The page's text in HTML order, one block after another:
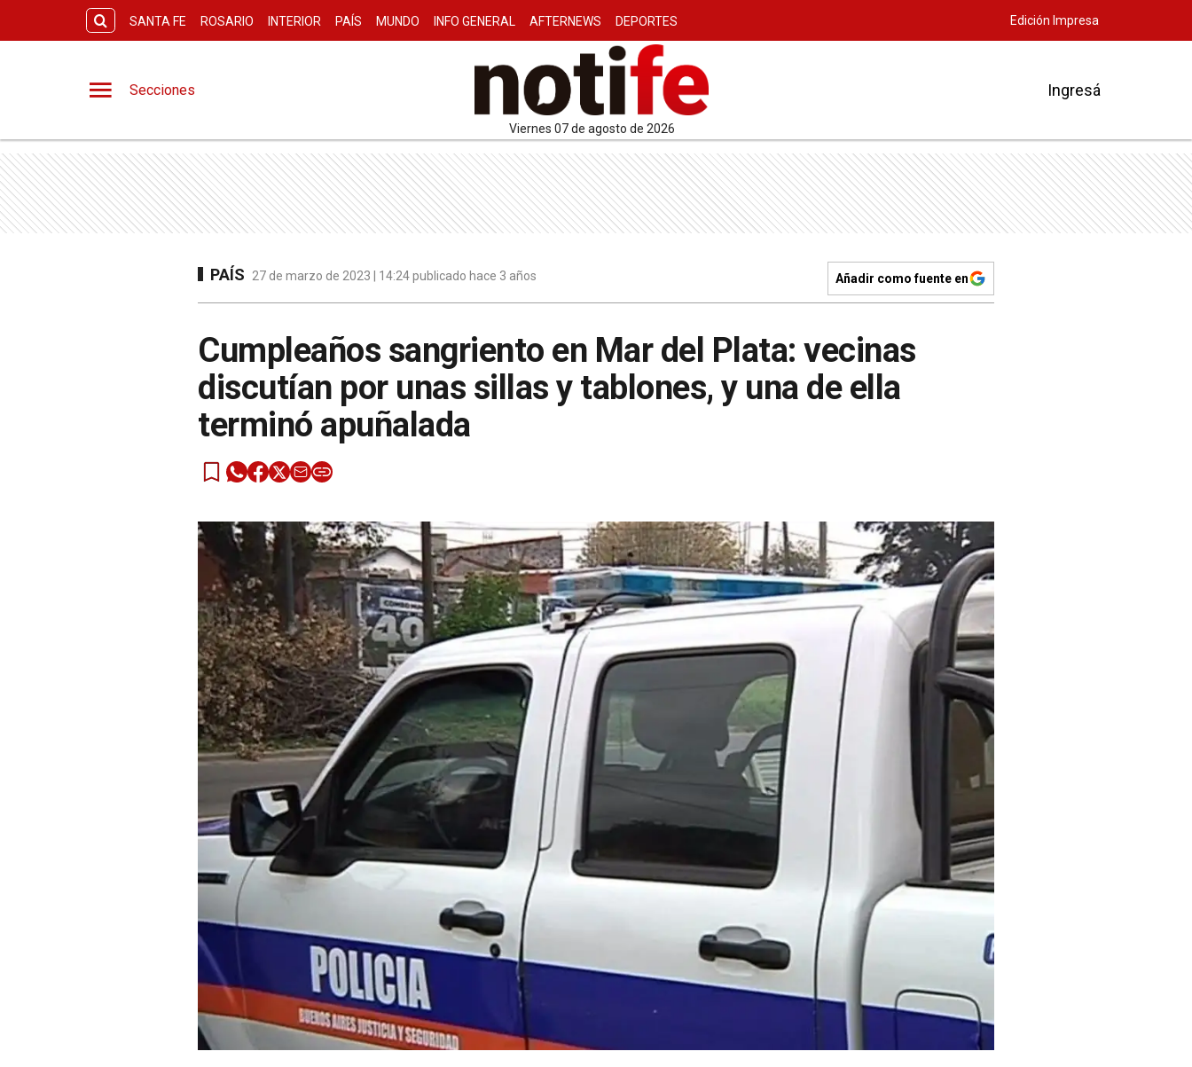
SANTA FE ROSARIO INTERIOR PAÍS MUNDO INFO GENERAL AFTERNEWS DEPORTES Edición Impresa
Secciones
viernes 07 de agosto de 2026
Ingresá
PAÍS 27 de marzo de 2023 | 14:24 publicado hace 3 años Añadir como fuente en
Cumpleaños sangriento en Mar del Plata: vecinas
discutían por unas sillas y tablones, y una de ella
terminó apuñalada